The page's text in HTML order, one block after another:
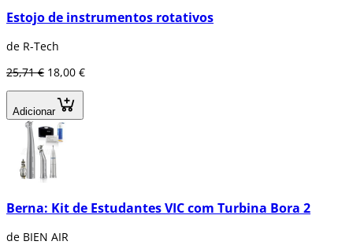
Estojo de instrumentos rotativos
de R-Tech
25,71 € 18,00 €
Adicionar
Berna: Kit de Estudantes VIC com Turbina Bora 2
de BIEN AIR